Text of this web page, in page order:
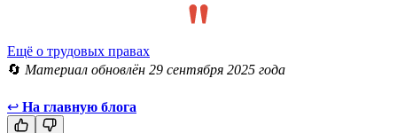
Ещё о трудовых правах
🔄 Материал обновлён 29 сентября 2025 года
↩ На главную блога